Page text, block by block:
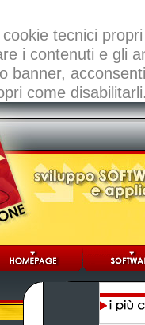
tecnici
i contenuti e gli
banner,
come